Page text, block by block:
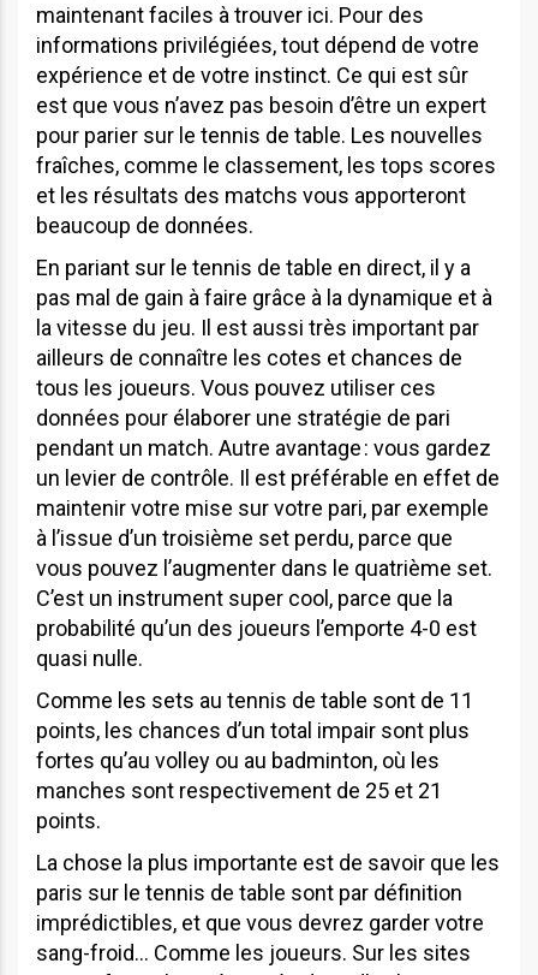
maintenant faciles à trouver ici. Pour des
informations privilégiées, tout dépend de votre
expérience et de votre instinct. Ce qui est sûr
est que vous n’avez pas besoin d’être un expert
pour parier sur le tennis de table. Les nouvelles
fraîches, comme le classement, les tops scores
et les résultats des matchs vous apporteront
beaucoup de données.
En pariant sur le tennis de table en direct, il y a
pas mal de gain à faire grâce à la dynamique et à
la vitesse du jeu. Il est aussi très important par
ailleurs de connaître les cotes et chances de
tous les joueurs. Vous pouvez utiliser ces
données pour élaborer une stratégie de pari
pendant un match. Autre avantage : vous gardez
un levier de contrôle. Il est préférable en effet de
maintenir votre mise sur votre pari, par exemple
à l’issue d’un troisième set perdu, parce que
vous pouvez l’augmenter dans le quatrième set.
C’est un instrument super cool, parce que la
probabilité qu’un des joueurs l’emporte 4-0 est
quasi nulle.
Comme les sets au tennis de table sont de 11
points, les chances d’un total impair sont plus
fortes qu’au volley ou au badminton, où les
manches sont respectivement de 25 et 21
points.
La chose la plus importante est de savoir que les
paris sur le tennis de table sont par définition
imprédictibles, et que vous devrez garder votre
sang-froid… Comme les joueurs. Sur les sites